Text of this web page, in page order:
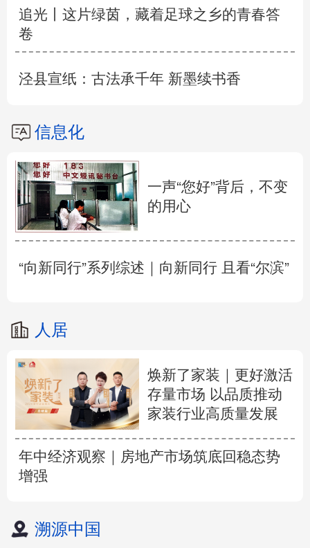
追光丨这片绿茵，藏着足球之乡的青春答
卷
泾县宣纸：古法承千年 新墨续书香
信息化
一声“您好”背后，不变
的用心
“向新同行”系列综述｜向新同行 且看“尔滨”
人居
焕新了家装｜更好激活
存量市场 以品质推动
家装行业高质量发展
年中经济观察｜房地产市场筑底回稳态势
增强
溯源中国